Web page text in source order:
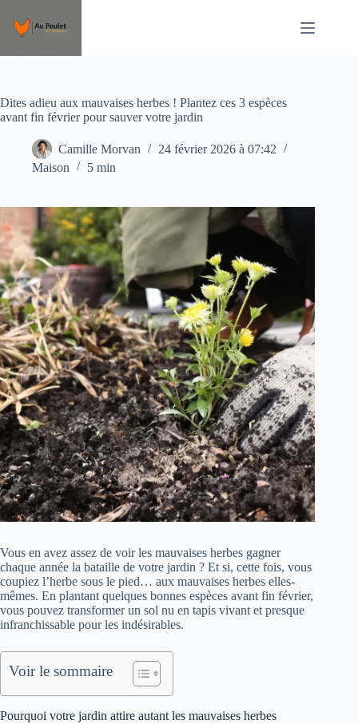
contenu
Dites adieu aux mauvaises herbes ! Plantez ces 3 espèces
avant fin février pour sauver votre jardin
Camille Morvan
24 février 2026 à 07:42
Maison
5 min
Vous en avez assez de voir les mauvaises herbes gagner
chaque année la bataille de votre jardin ? Et si, cette fois, vous
coupiez l’herbe sous le pied… aux mauvaises herbes elles-
mêmes. En plantant quelques bonnes espèces avant fin février,
vous pouvez transformer un sol nu en tapis vivant et presque
infranchissable pour les indésirables.
Voir le sommaire
Pourquoi votre jardin attire autant les mauvaises herbes